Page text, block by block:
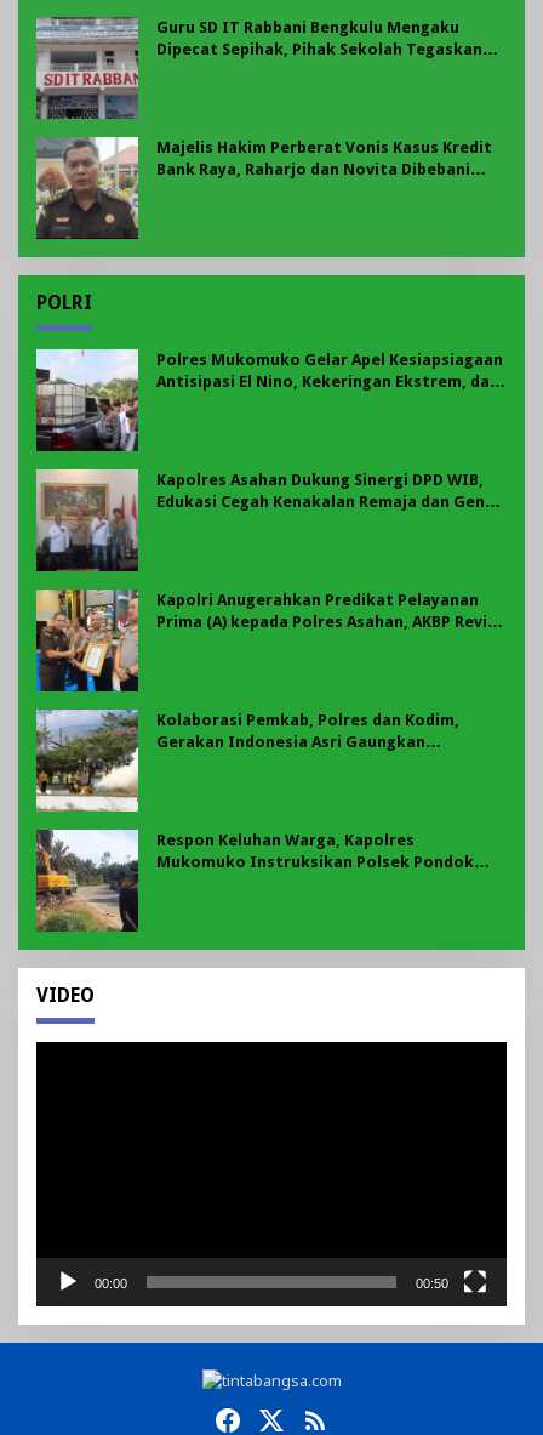
Guru SD IT Rabbani Bengkulu Mengaku
Dipecat Sepihak, Pihak Sekolah Tegaskan
Majelis Hakim Perberat Vonis Kasus Kredit
Bank Raya, Raharjo dan Novita Dibebani
POLRI
Polres Mukomuko Gelar Apel Kesiapsiagaan
Antisipasi El Nino, Kekeringan Ekstrem, dan
Kapolres Asahan Dukung Sinergi DPD WIB,
Edukasi Cegah Kenakalan Remaja dan Geng
Kapolri Anugerahkan Predikat Pelayanan
Prima (A) kepada Polres Asahan, AKBP Revi
Kolaborasi Pemkab, Polres dan Kodim,
Gerakan Indonesia Asri Gaungkan
Respon Keluhan Warga, Kapolres
Mukomuko Instruksikan Polsek Pondok
VIDEO
00:00 00:50